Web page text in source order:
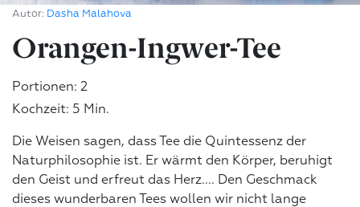
Autor: Dasha Malahova
Orangen-Ingwer-Tee
Portionen: 2
Kochzeit: 5 Min.
Die Weisen sagen, dass Tee die Quintessenz der
Naturphilosophie ist. Er wärmt den Körper, beruhigt
den Geist und erfreut das Herz.... Den Geschmack
dieses wunderbaren Tees wollen wir nicht lange